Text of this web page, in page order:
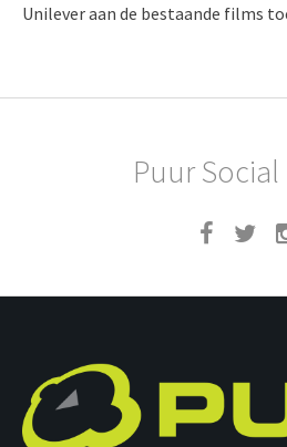
Unilever aan de bestaande films
Puur Social